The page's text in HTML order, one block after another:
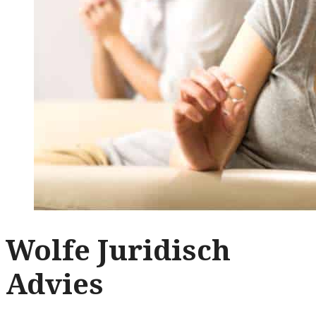
Wolfe Juridisch
Advies